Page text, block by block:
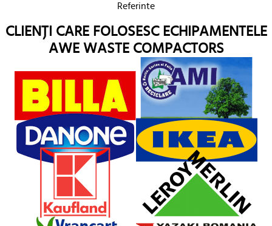
CLIENȚI CARE FOLOSESC ECHIPAMENTELE
AWE WASTE COMPACTORS
Referinte